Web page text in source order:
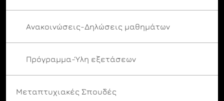
Ανακοινώσεις-Δηλώσεις μαθημάτων
Πρόγραμμα-Ύλη εξετάσεων
Μεταπτυχιακές Σπουδές